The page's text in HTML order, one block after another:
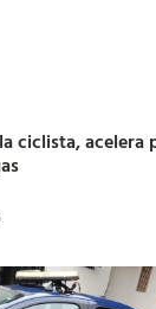
ciclista, acelera